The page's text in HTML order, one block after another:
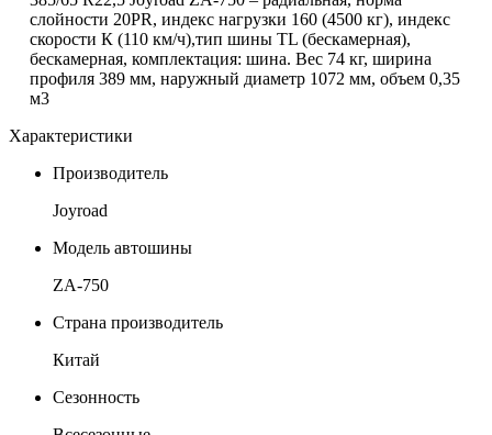
слойности 20PR, индекс нагрузки 160 (4500 кг), индекс
скорости К (110 км/ч),тип шины TL (бескамерная),
бескамерная, комплектация: шина. Вес 74 кг, ширина
профиля 389 мм, наружный диаметр 1072 мм, объем 0,35
м3
Характеристики
Производитель
Joyroad
Модель автошины
ZA-750
Страна производитель
Китай
Сезонность